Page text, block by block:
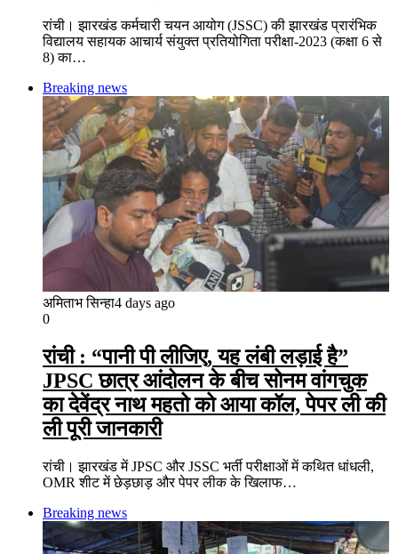
रांची। झारखंड कर्मचारी चयन आयोग (JSSC) की झारखंड प्रारंभिक
विद्यालय सहायक आचार्य संयुक्त प्रतियोगिता परीक्षा-2023 (कक्षा 6 से
8) का…
Breaking news
अमिताभ सिन्हा4 days ago
0
रांची : “पानी पी लीजिए, यह लंबी लड़ाई है”
JPSC छात्र आंदोलन के बीच सोनम वांगचुक
का देवेंद्र नाथ महतो को आया कॉल, पेपर ली की
ली पूरी जानकारी
रांची। झारखंड में JPSC और JSSC भर्ती परीक्षाओं में कथित धांधली,
OMR शीट में छेड़छाड़ और पेपर लीक के खिलाफ…
Breaking news